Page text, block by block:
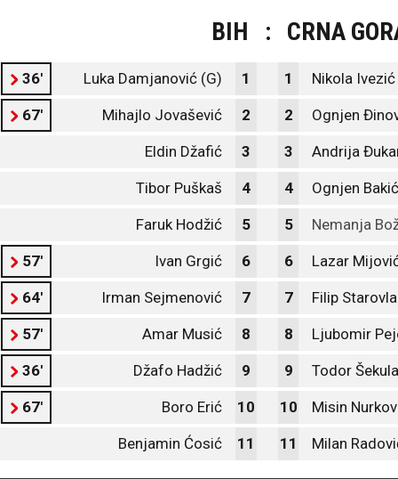
BIH : CRNA
36' Luka Damjanović (G) 1 1 Nikola
67' Mihajlo Jovašević 2 2 Ognjen
Eldin Džafić 3 3 Andrija
Tibor Puškaš 4 4 Ognjen Bakić
Faruk Hodžić 5 5 Nemanja
57' Ivan Grgić 6 6 Lazar
64' Irman Sejmenović 7 7 Filip
57' Amar Musić 8 8 Ljubomir
36' Džafo Hadžić 9 9 Todor
67' Boro Erić 10 10 Misin
Benjamin Ćosić 11 11 Milan